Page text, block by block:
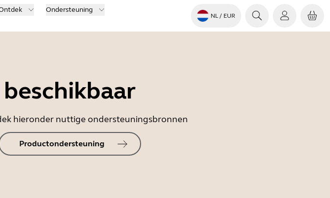
Ondersteuning
NL / EUR
hieronder nuttige ondersteuningsbronnen
Productondersteuning